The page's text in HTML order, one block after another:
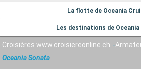
La flotte de Oceania
Les destinations de
Croisières www.croisiereonline.ch
Oceania Sonata